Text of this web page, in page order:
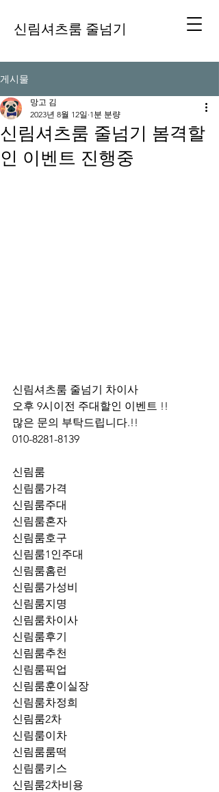
신림셔츠룸 줄넘기
게시물
신림셔츠룸 줄넘기 봄격할
인 이벤트 진행중
망고 김
2023년 8월 12일 1분 분량
신림셔츠룸 줄넘기 차이사
오후 9시이전 주대할인 이벤트 !!
많은 문의 부탁드립니다.!!
010-8281-8139
신림룸
신림룸가격
신림룸주대
신림룸혼자
신림룸호구
신림룸1인주대
신림룸홈런
신림룸가성비
신림룸지명
신림룸차이사
신림룸후기
신림룸추천
신림룸훈이실장
신림룸차정희
신림룸2차
신림룸이차
신림룸룸떡
신림룸키스
신림룸2차비용